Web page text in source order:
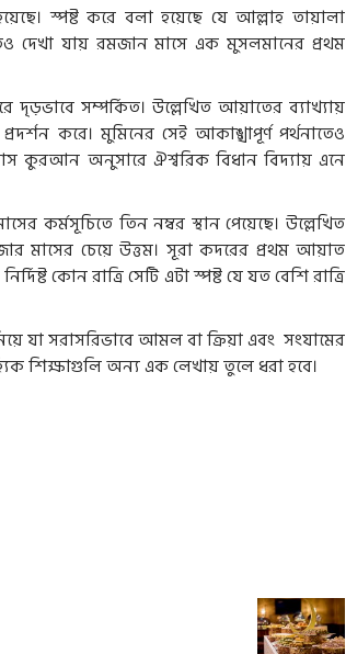
স্পষ্ট করে বলা হয়েছে যে আল্লাহ তায়ালা
দেখা যায় রমজান মাসে এক মুসলমানের প্রথম
সম্পর্কিত। উল্লেখিত আয়াতের ব্যাখ্যায়
করে। মুমিনের সেই আকাঙ্খাপূর্ণ পর্থনাতেও
কুরআন অনুসারে ঐশ্বরিক বিধান বিদ্যায় এনে
কর্মসূচিতে তিন নম্বর স্থান পেয়েছে। উল্লেখিত
মাসের চেয়ে উত্তম। সূরা কদরের প্রথম আয়াত
কোন রাত্রি সেটি এটা স্পষ্ট যে যত বেশি রাত্রি
যা সরাসরিভাবে আমল বা ক্রিয়া এবং সংযামের
শিক্ষাগুলি অন্য এক লেখায় তুলে ধরা হবে।